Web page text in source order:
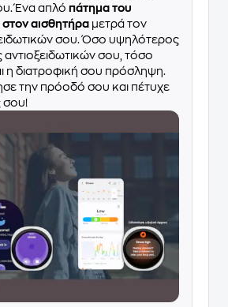
Ένα απλό πάτημα του
στον αισθητήρα μετρά τον
σου. Όσο υψηλότερος
αντιοξειδωτικών σου, τόσο
η διατροφική σου πρόσληψη.
την πρόοδό σου και πέτυχε
σου!